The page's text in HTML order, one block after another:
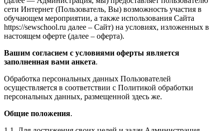
сети Интернет (Пользователь, Вы) возможность участия в
обучающем мероприятии, а также использования Сайта
https://sewschool.ru далее – Сайт) на условиях, изложенных в
настоящем оферте (далее – оферта).
Вашим согласием с условиями оферты является
заполненная вами анкета.
Обработка персональных данных Пользователей
осуществляется в соответствии с Политикой обработки
персональных данных, размещенной здесь же.
Общие положения.